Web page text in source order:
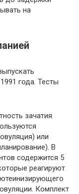
на
года. Тесты
зачатия
или
В
содержится 5
реагируют
Комплект